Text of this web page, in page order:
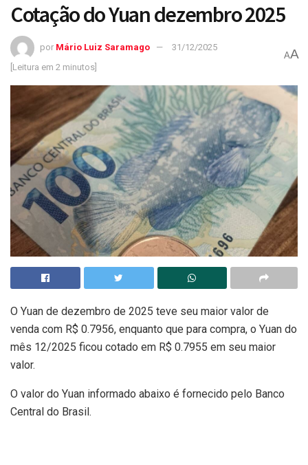
Cotação do Yuan dezembro 2025
por Mário Luiz Saramago
31/12/2025
[Leitura em 2 minutos]
AA
O Yuan de dezembro de 2025 teve seu maior valor de
venda com R$ 0.7956, enquanto que para compra, o Yuan do
mês 12/2025 ficou cotado em R$ 0.7955 em seu maior
valor.
O valor do Yuan informado abaixo é fornecido pelo Banco
Central do Brasil.